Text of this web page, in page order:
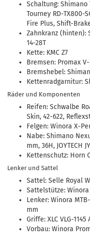
Schaltung: Shimano
Tourney RD-TX800-
Fire Plus, Shift-
Zahnkranz (hinten):
14-28T
Kette: KMC Z7
Bremsen: Promax V-
Bremshebel:
Kettenradgarnitur:
Räder und Komponenten
Reifen: Schwalbe
Skin, 42-622,
Felgen: Winora X-
Nabe: Shimano
mm, 36H, JOYTECH
Kettenschutz: Horn
Lenker und Sattel
Sattel: Selle Royal
Sattelstütze: Winora
Lenker: Winora
mm
Griffe: XLC VLG-1145
Vorbau: Winora